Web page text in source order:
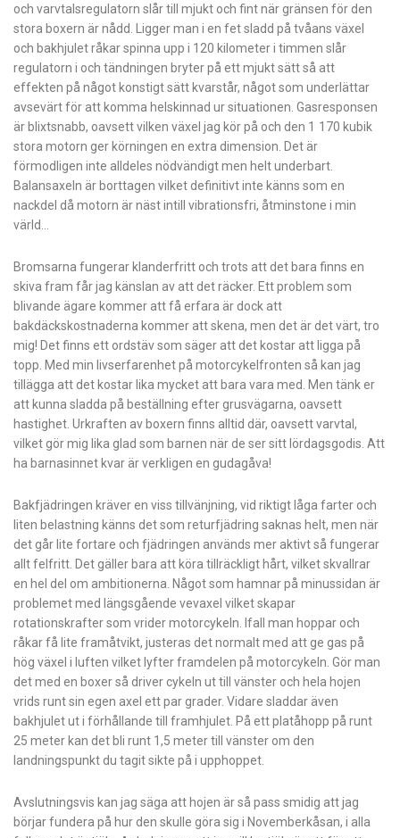
och varvtalsregulatorn slår till mjukt och fint när gränsen för den
stora boxern är nådd. Ligger man i en fet sladd på tvåans växel
och bakhjulet råkar spinna upp i 120 kilometer i timmen slår
regulatorn i och tändningen bryter på ett mjukt sätt så att
effekten på något konstigt sätt kvarstår, något som underlättar
avsevärt för att komma helskinnad ur situationen. Gasresponsen
är blixtsnabb, oavsett vilken växel jag kör på och den 1 170 kubik
stora motorn ger körningen en extra dimension. Det är
förmodligen inte alldeles nödvändigt men helt underbart.
Balansaxeln är borttagen vilket definitivt inte känns som en
nackdel då motorn är näst intill vibrationsfri, åtminstone i min
värld…
Bromsarna fungerar klanderfritt och trots att det bara finns en
skiva fram får jag känslan av att det räcker. Ett problem som
blivande ägare kommer att få erfara är dock att
bakdäckskostnaderna kommer att skena, men det är det värt, tro
mig! Det finns ett ordstäv som säger att det kostar att ligga på
topp. Med min livserfarenhet på motorcykelfronten så kan jag
tillägga att det kostar lika mycket att bara vara med. Men tänk er
att kunna sladda på beställning efter grusvägarna, oavsett
hastighet. Urkraften av boxern finns alltid där, oavsett varvtal,
vilket gör mig lika glad som barnen när de ser sitt lördagsgodis. Att
ha barnasinnet kvar är verkligen en gudagåva!
Bakfjädringen kräver en viss tillvänjning, vid riktigt låga farter och
liten belastning känns det som returfjädring saknas helt, men när
det går lite fortare och fjädringen används mer aktivt så fungerar
allt felfritt. Det gäller bara att köra tillräckligt hårt, vilket skvallrar
en hel del om ambitionerna. Något som hamnar på minussidan är
problemet med längsgående vevaxel vilket skapar
rotationskrafter som vrider motorcykeln. Ifall man hoppar och
råkar få lite framåtvikt, justeras det normalt med att ge gas på
hög växel i luften vilket lyfter framdelen på motorcykeln. Gör man
det med en boxer så driver cykeln ut till vänster och hela hojen
vrids runt sin egen axel ett par grader. Vidare sladdar även
bakhjulet ut i förhållande till framhjulet. På ett platåhopp på runt
25 meter kan det bli runt 1,5 meter till vänster om den
landningspunkt du tagit sikte på i upphoppet.
Avslutningsvis kan jag säga att hojen är så pass smidig att jag
börjar fundera på hur den skulle göra sig i Novemberkåsan, i alla